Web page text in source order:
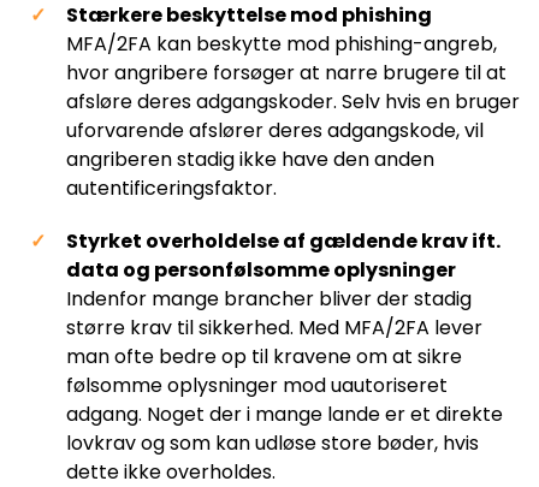
Stærkere beskyttelse mod phishing
MFA/2FA kan beskytte mod phishing-angreb,
hvor angribere forsøger at narre brugere til at
afsløre deres adgangskoder. Selv hvis en bruger
uforvarende afslører deres adgangskode, vil
angriberen stadig ikke have den anden
autentificeringsfaktor.
Styrket overholdelse af gældende krav ift.
data og personfølsomme oplysninger
Indenfor mange brancher bliver der stadig
større krav til sikkerhed. Med MFA/2FA lever
man ofte bedre op til kravene om at sikre
følsomme oplysninger mod uautoriseret
adgang. Noget der i mange lande er et direkte
lovkrav og som kan udløse store bøder, hvis
dette ikke overholdes.